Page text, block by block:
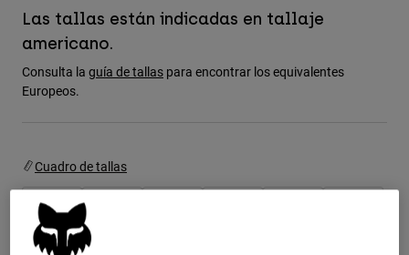
Explorar MTB
Guía de Equipamiento de MTB
Guía de cuidado de cascos
Explorar Moto
Product Help
Guía de cuidado de las botas
Camisetas
Sudaderas
Ver todo
Gorras y Gorros
Bolsas y Mochilas
Calcetines
Calcetines
Ver todo
Sudaderas
Chaquetas
Las tallas están indicadas en tallaje
americano.
Consulta la guía de tallas para encontrar los equivalentes
Europeos.
Cuadro de tallas
8